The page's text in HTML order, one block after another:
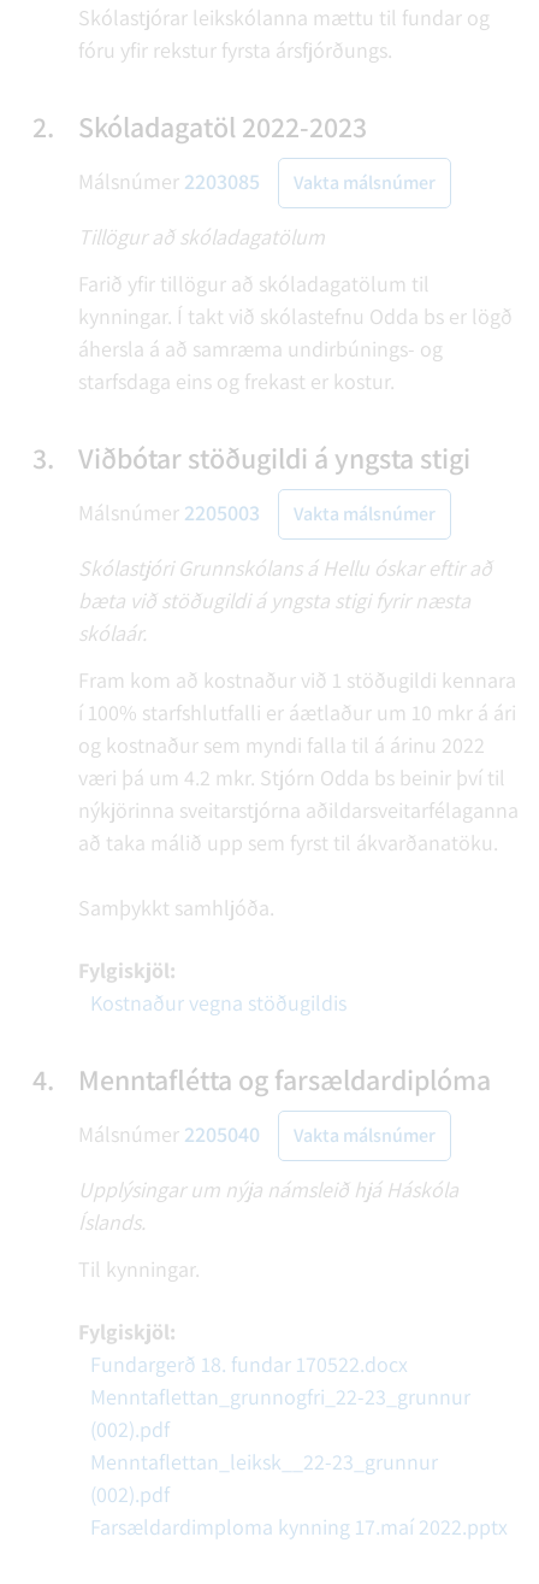
Skólastjórar leikskólanna mættu til fundar og
fóru yfir rekstur fyrsta ársfjórðungs.
2. Skóladagatöl 2022-2023
Málsnúmer 2203085 Vakta málsnúmer
Tillögur að skóladagatölum
Farið yfir tillögur að skóladagatölum til
kynningar. Í takt við skólastefnu Odda bs er lögð
áhersla á að samræma undirbúnings- og
starfsdaga eins og frekast er kostur.
3. Viðbótar stöðugildi á yngsta stigi
Málsnúmer 2205003 Vakta málsnúmer
Skólastjóri Grunnskólans á Hellu óskar eftir að
bæta við stöðugildi á yngsta stigi fyrir næsta
skólaár.
Fram kom að kostnaður við 1 stöðugildi kennara
í 100% starfshlutfalli er áætlaður um 10 mkr á ári
og kostnaður sem myndi falla til á árinu 2022
væri þá um 4.2 mkr. Stjórn Odda bs beinir því til
nýkjörinna sveitarstjórna aðildarsveitarfélaganna
að taka málið upp sem fyrst til ákvarðanatöku.
Samþykkt samhljóða.
Fylgiskjöl:
Kostnaður vegna stöðugildis
4. Menntaflétta og farsældardiplóma
Málsnúmer 2205040 Vakta málsnúmer
Upplýsingar um nýja námsleið hjá Háskóla
Íslands.
Til kynningar.
Fylgiskjöl:
Fundargerð 18. fundar 170522.docx
Menntaflettan_grunnogfri_22-23_grunnur
(002).pdf
Menntaflettan_leiksk__22-23_grunnur
(002).pdf
Farsældardimploma kynning 17.maí 2022.pptx